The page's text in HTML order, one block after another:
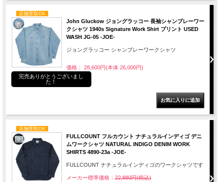
店舗受取OK
John Gluckow ジョングラッコー 長袖シャンブレーワー
クシャツ 1940s Signature Work Shirt プリント USED
WASH JG-05 -JOE-
ジョングラッコー シャンブレーワークシャツ
価格： 28,600円(本体 26,000円)
完売ありがとうございまし
た！
店舗受取OK
FULLCOUNT フルカウント ナチュラルインディゴ デニ
ムワークシャツ NATURAL INDIGO DENIM WORK
SHIRTS 4890-23a -JOE-
FULLCOUNT ナチュラルインディゴのワークシャツです
メーカー標準価格： 22,880円(税込)